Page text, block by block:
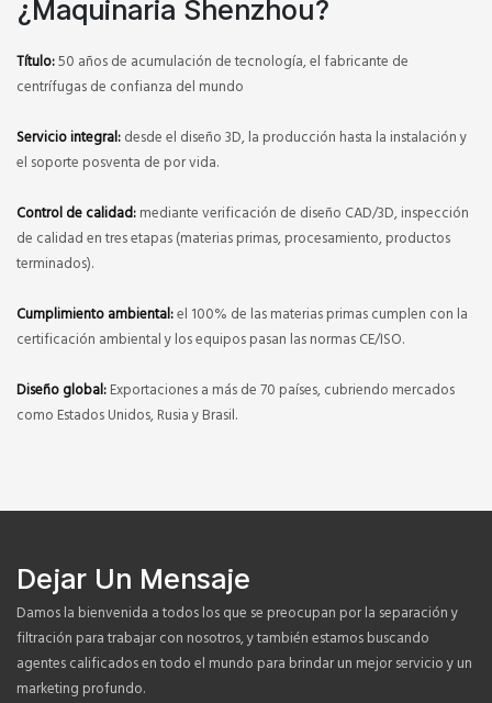
¿Maquinaria Shenzhou?
Título:50 años de acumulación de tecnología, el fabricante de
centrífugas de confianza del mundo
Servicio integral:desde el diseño 3D, la producción hasta la instalación y
el soporte posventa de por vida.
Control de calidad:mediante verificación de diseño CAD/3D, inspección
de calidad en tres etapas (materias primas, procesamiento, productos
terminados).
Cumplimiento ambiental:el 100% de las materias primas cumplen con la
certificación ambiental y los equipos pasan las normas CE/ISO.
Diseño global:Exportaciones a más de 70 países, cubriendo mercados
como Estados Unidos, Rusia y Brasil.
Dejar Un Mensaje
Damos la bienvenida a todos los que se preocupan por la separación y
filtración para trabajar con nosotros, y también estamos buscando
agentes calificados en todo el mundo para brindar un mejor servicio y un
marketing profundo.